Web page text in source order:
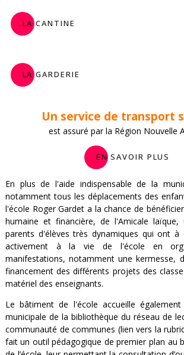
La cantine
La garderie
Un service de transport
est assuré par la Région Nouvelle
En savoir plus
En plus de l'aide indispensable de la
notamment tous les déplacements des
l'école Roger Gardet a la chance de
humaine et financière, de l'Amicale laïque,
parents d'élèves très dynamiques qui ont
activement à la vie de l'école en
manifestations, notamment une kermesse,
financement des différents projets des
matériel des enseignants.
Le bâtiment de l'école accueille également
municipale de la bibliothèque du réseau de
communauté de communes (lien vers la
fait un outil pédagogique de premier plan au